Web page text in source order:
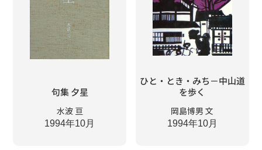
句集 夕星
水波 亘
1994年10月
ひと・とき・みち－中山道
を歩く
岡島博男 文
1994年10月